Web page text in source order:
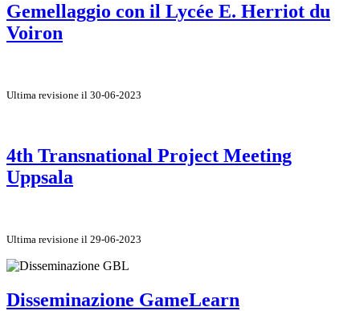
Gemellaggio con il Lycée E. Herriot du
Voiron
Ultima revisione il 30-06-2023
4th Transnational Project Meeting
Uppsala
Ultima revisione il 29-06-2023
Disseminazione GameLearn